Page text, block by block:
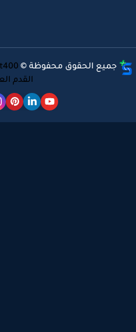
جميع الحقوق محفوظة ©
القدم